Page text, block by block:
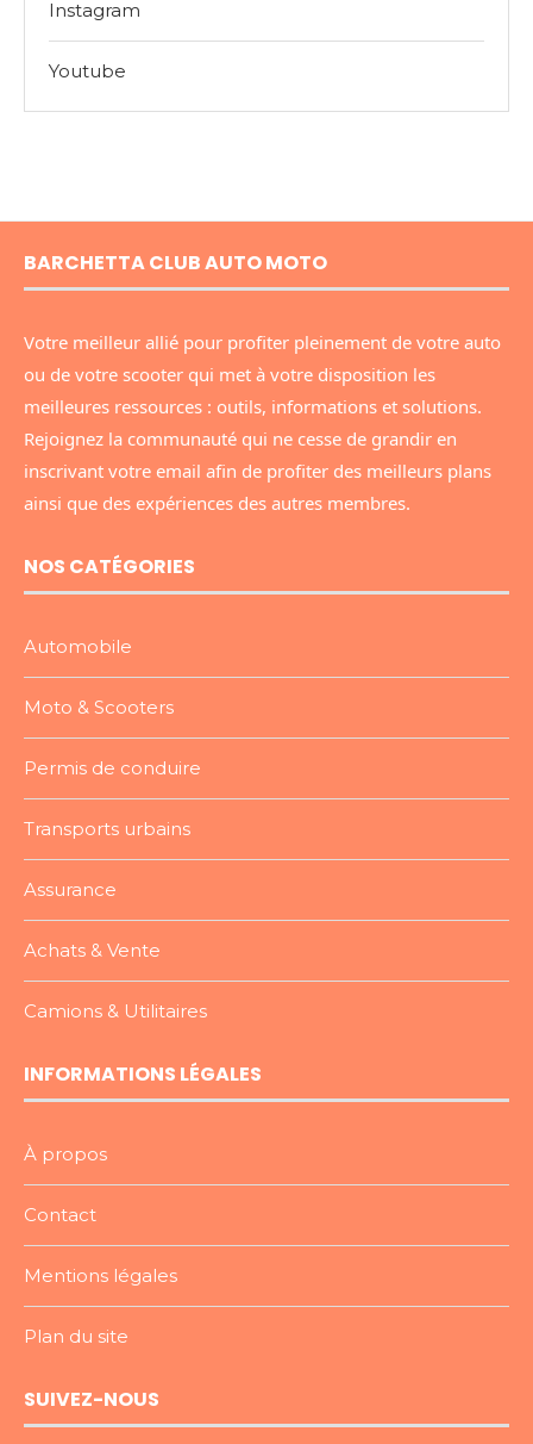
Instagram
Youtube
BARCHETTA CLUB AUTO MOTO
Votre meilleur allié pour profiter pleinement de votre auto
ou de votre scooter qui met à votre disposition les
meilleures ressources : outils, informations et solutions.
Rejoignez la communauté qui ne cesse de grandir en
inscrivant votre email afin de profiter des meilleurs plans
ainsi que des expériences des autres membres.
NOS CATÉGORIES
Automobile
Moto & Scooters
Permis de conduire
Transports urbains
Assurance
Achats & Vente
Camions & Utilitaires
INFORMATIONS LÉGALES
À propos
Contact
Mentions légales
Plan du site
SUIVEZ-NOUS